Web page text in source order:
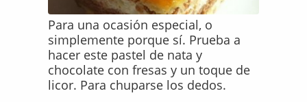
Para una ocasión especial, o
simplemente porque sí. Prueba a
hacer este pastel de nata y
chocolate con fresas y un toque de
licor. Para chuparse los dedos.